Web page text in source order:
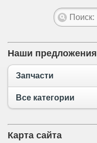
Наши предложения
Запчасти
Все категории
Карта сайта